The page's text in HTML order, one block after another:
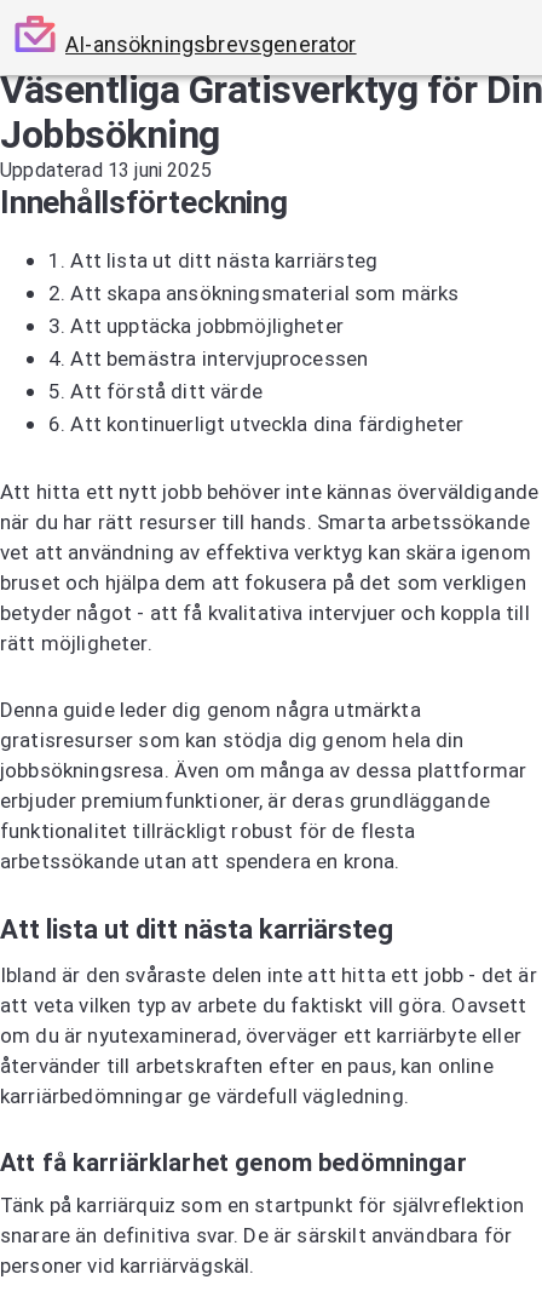
AI-ansökningsbrevsgenerator
Väsentliga Gratisverktyg för Din
Jobbsökning
Uppdaterad 13 juni 2025
Innehållsförteckning
1.Att lista ut ditt nästa karriärsteg
2.Att skapa ansökningsmaterial som märks
3.Att upptäcka jobbmöjligheter
4.Att bemästra intervjuprocessen
5.Att förstå ditt värde
6.Att kontinuerligt utveckla dina färdigheter
Att hitta ett nytt jobb behöver inte kännas överväldigande
när du har rätt resurser till hands. Smarta arbetssökande
vet att användning av effektiva verktyg kan skära igenom
bruset och hjälpa dem att fokusera på det som verkligen
betyder något - att få kvalitativa intervjuer och koppla till
rätt möjligheter.
Denna guide leder dig genom några utmärkta
gratisresurser som kan stödja dig genom hela din
jobbsökningsresa. Även om många av dessa plattformar
erbjuder premiumfunktioner, är deras grundläggande
funktionalitet tillräckligt robust för de flesta
arbetssökande utan att spendera en krona.
Att lista ut ditt nästa karriärsteg
Ibland är den svåraste delen inte att hitta ett jobb - det är
att veta vilken typ av arbete du faktiskt vill göra. Oavsett
om du är nyutexaminerad, överväger ett karriärbyte eller
återvänder till arbetskraften efter en paus, kan online
karriärbedömningar ge värdefull vägledning.
Att få karriärklarhet genom bedömningar
Tänk på karriärquiz som en startpunkt för självreflektion
snarare än definitiva svar. De är särskilt användbara för
personer vid karriärvägskäl.